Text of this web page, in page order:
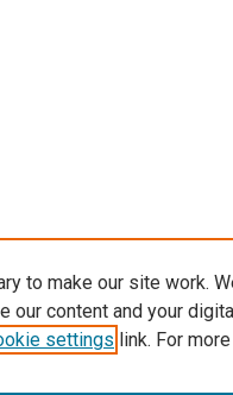
to make our site work.
our content and your
settings link. For